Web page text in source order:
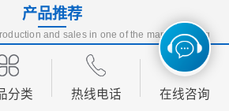
产品推荐
and sales in one of the manufacturing
enterprises
分类 热线电话 在线咨询